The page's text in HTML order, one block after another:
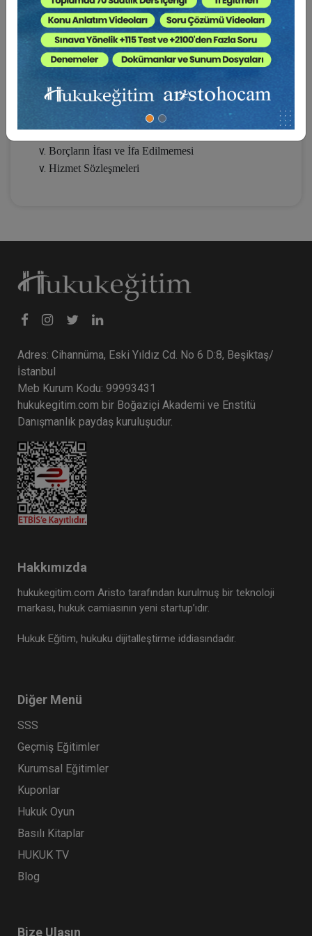
Kesiliyor ?
Akıllı Sözleşmeler
Teminat Borcu Doğuran Sözleşmeler
Taşınmazlara İlişkin Sözleşmeler
Borç İlişkilerinde Taraf Değişiklikleri
Zamanaşımı ve Faiz
Borçların İfası ve İfa Edilmemesi
Hizmet Sözleşmeleri
Adres: Cihannüma, Eski Yıldız Cd. No 6 D:8, Beşiktaş/
İstanbul
Meb Kurum Kodu: 99993431
hukukegitim.com bir Boğaziçi Akademi ve Enstitü
Danışmanlık paydaş kuruluşudur.
Hakkımızda
hukukegitim.com Aristo tarafından kurulmuş bir teknoloji
markası, hukuk camiasının yeni startup’ıdır.
Hukuk Eğitim, hukuku dijitalleştirme iddiasındadır.
Diğer Menü
SSS
Geçmiş Eğitimler
Kurumsal Eğitimler
Kuponlar
Hukuk Oyun
Basılı Kitaplar
HUKUK TV
Blog
Bize Ulaşın